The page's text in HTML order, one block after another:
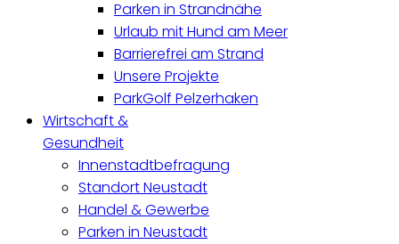
Parken in Strandnähe
Urlaub mit Hund am Meer
Barrierefrei am Strand
Unsere Projekte
ParkGolf Pelzerhaken
Wirtschaft &
Gesundheit
Innenstadtbefragung
Standort Neustadt
Handel & Gewerbe
Parken in Neustadt